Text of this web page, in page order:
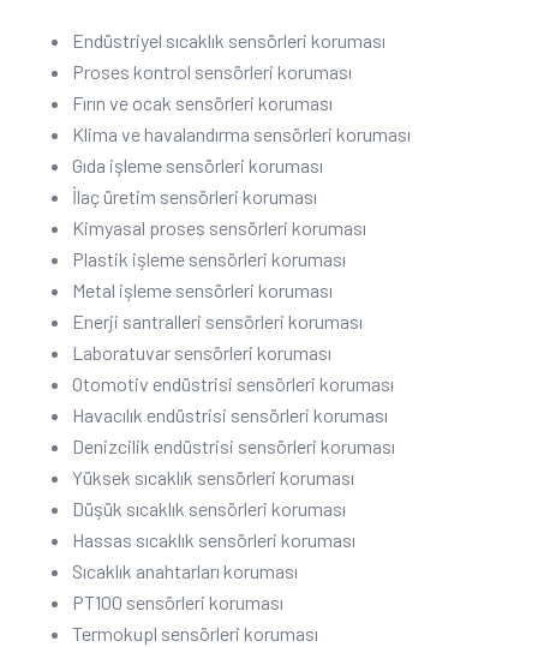
Endüstriyel sıcaklık sensörleri koruması
Proses kontrol sensörleri koruması
Fırın ve ocak sensörleri koruması
Klima ve havalandırma sensörleri koruması
Gıda işleme sensörleri koruması
İlaç üretim sensörleri koruması
Kimyasal proses sensörleri koruması
Plastik işleme sensörleri koruması
Metal işleme sensörleri koruması
Enerji santralleri sensörleri koruması
Laboratuvar sensörleri koruması
Otomotiv endüstrisi sensörleri koruması
Havacılık endüstrisi sensörleri koruması
Denizcilik endüstrisi sensörleri koruması
Yüksek sıcaklık sensörleri koruması
Düşük sıcaklık sensörleri koruması
Hassas sıcaklık sensörleri koruması
Sıcaklık anahtarları koruması
PT100 sensörleri koruması
Termokupl sensörleri koruması